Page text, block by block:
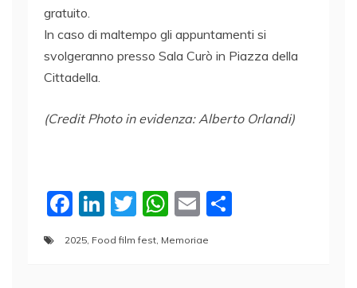
gratuito.
In caso di maltempo gli appuntamenti si
svolgeranno presso Sala Curò in Piazza della
Cittadella.
(Credit Photo in evidenza: Alberto Orlandi)
F
a
c
Li
n
k
T
w
itt
W
at
E
ai
2025 Food film fest Memoriae